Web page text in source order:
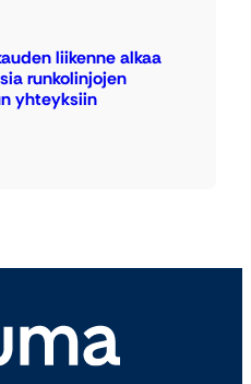
liikenne alkaa
runkolinjojen
yhteyksiin